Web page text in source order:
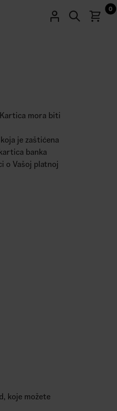
0
mora biti
je zaštićena
banka
o Vašoj platnoj
koje možete